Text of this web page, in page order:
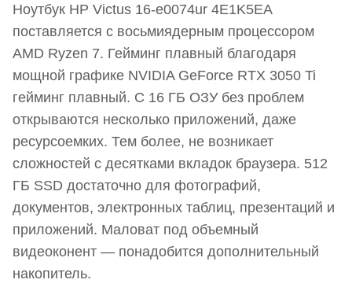
Ноутбук HP Victus 16-e0074ur 4E1K5EA
поставляется с восьмиядерным процессором
AMD Ryzen 7. Гейминг плавный благодаря
мощной графике NVIDIA GeForce RTX 3050 Ti
гейминг плавный. С 16 ГБ ОЗУ без проблем
открываются несколько приложений, даже
ресурсоемких. Тем более, не возникает
сложностей с десятками вкладок браузера. 512
ГБ SSD достаточно для фотографий,
документов, электронных таблиц, презентаций и
приложений. Маловат под объемный
видеоконент — понадобится дополнительный
накопитель.